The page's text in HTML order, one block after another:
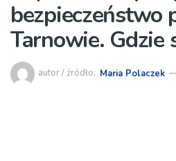
bezpieczeństwo
Tarnowie. Gdzie
autor / źródło: Maria Polaczek